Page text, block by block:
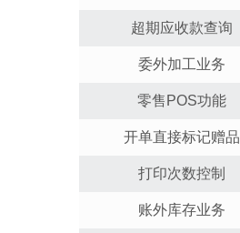
超期应收款查询
委外加工业务
零售 POS功能
开单直接标记赠品
打印次数控制
账外库存业务